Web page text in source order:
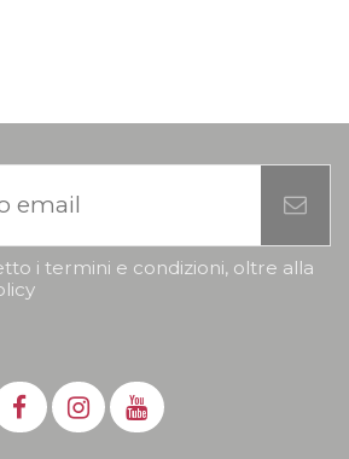
i termini e condizioni, oltre alla